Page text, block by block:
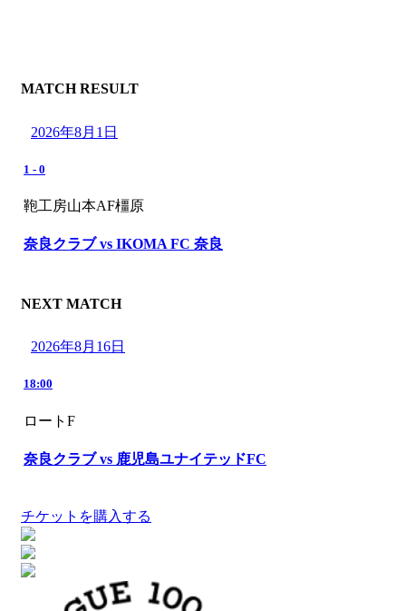
MATCH RESULT
2026年8月1日
1 - 0
鞄工房山本AF橿原
奈良クラブ vs IKOMA FC 奈良
NEXT MATCH
2026年8月16日
18:00
ロートF
奈良クラブ vs 鹿児島ユナイテッドFC
チケットを購入する